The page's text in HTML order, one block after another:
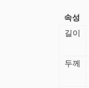
속성
길이
두께